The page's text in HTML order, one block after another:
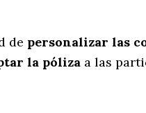
de personalizar las
la póliza a las